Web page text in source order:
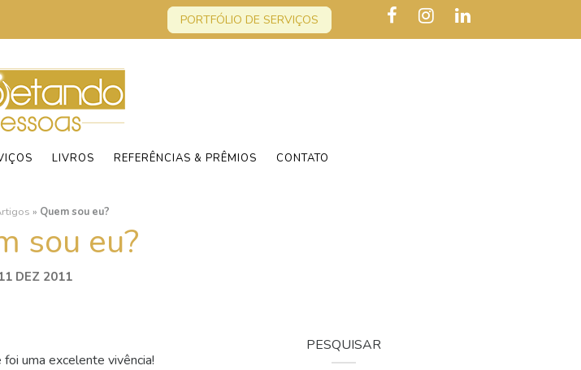
PORTFÓLIO DE SERVIÇOS
LIVROS REFERÊNCIAS & PRÊMIOS CONTATO
» Quem sou eu?
sou eu?
DEZ 2011
uma excelente vivência!
PESQUISAR